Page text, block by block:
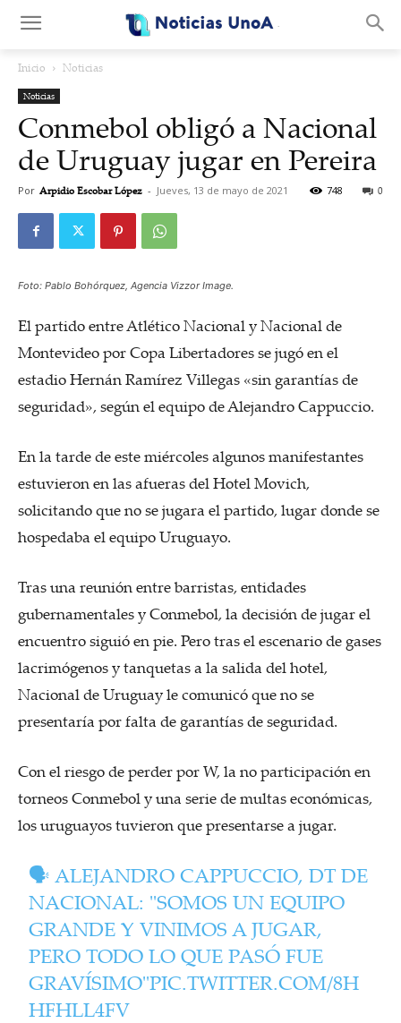
Inicio Noticias
Noticias
Conmebol obligó a Nacional
de Uruguay jugar en Pereira
Por Arpidio Escobar López - Jueves, 13 de mayo de 2021 0
748
Foto: Pablo Bohórquez, Agencia Vizzor Image.
El partido entre Atlético Nacional y Nacional de
Montevideo por Copa Libertadores se jugó en el
estadio Hernán Ramírez Villegas «sin garantías de
seguridad», según el equipo de Alejandro Cappuccio.
En la tarde de este miércoles algunos manifestantes
estuvieron en las afueras del Hotel Movich,
solicitando que no se jugara el partido, lugar donde se
hospedaba el equipo Uruguayo.
Tras una reunión entre barristas, entidades
gubernamentales y Conmebol, la decisión de jugar el
encuentro siguió en pie. Pero tras el escenario de gases
lacrimógenos y tanquetas a la salida del hotel,
Nacional de Uruguay le comunicó que no se
presentaría por falta de garantías de seguridad.
Con el riesgo de perder por W, la no participación en
torneos Conmebol y una serie de multas económicas,
los uruguayos tuvieron que presentarse a jugar.
🗣️ ALEJANDRO CAPPUCCIO, DT DE
NACIONAL: "SOMOS UN EQUIPO
GRANDE Y VINIMOS A JUGAR,
PERO TODO LO QUE PASÓ FUE
GRAVÍSIMO"PIC.TWITTER.COM/8H
HFHLL4FV